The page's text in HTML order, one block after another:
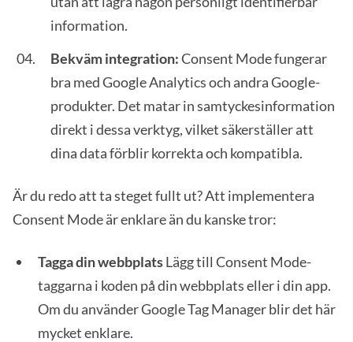
information.
Bekväm integration:Consent Mode fungerar
bra med Google Analytics och andra Google-
produkter. Det matar in samtyckesinformation
direkt i dessa verktyg, vilket säkerställer att
dina data förblir korrekta och kompatibla.
Är du redo att ta steget fullt ut? Att implementera
Consent Mode är enklare än du kanske tror:
Tagga din webbplatsLägg till Consent Mode-
taggarna i koden på din webbplats eller i din app.
Om du använder Google Tag Manager blir det här
mycket enklare.